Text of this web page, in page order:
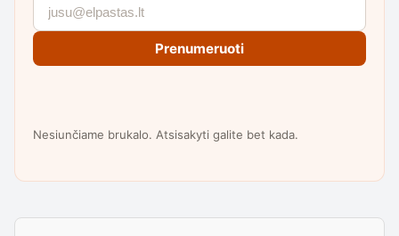
Prenumeruoti
Nesiunčiame brukalo. Atsisakyti galite bet kada.